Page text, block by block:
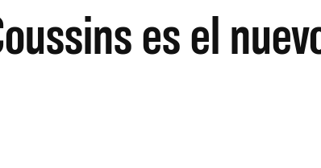
es el